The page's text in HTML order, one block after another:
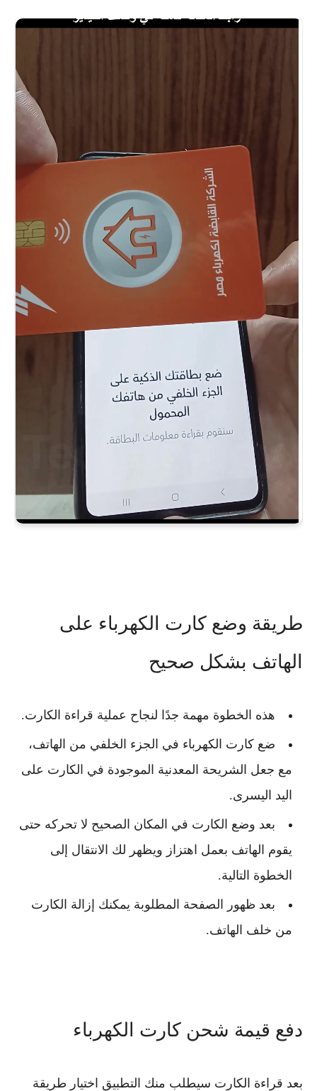
طريقة وضع كارت الكهرباء على
الهاتف بشكل صحيح
هذه الخطوة مهمة جدًا لنجاح عملية قراءة الكارت.
ضع كارت الكهرباء في الجزء الخلفي من الهاتف،
مع جعل الشريحة المعدنية الموجودة في الكارت على
اليد اليسرى.
بعد وضع الكارت في المكان الصحيح لا تحركه حتى
يقوم الهاتف بعمل اهتزاز ويظهر لك الانتقال إلى
الخطوة التالية.
بعد ظهور الصفحة المطلوبة يمكنك إزالة الكارت
من خلف الهاتف.
دفع قيمة شحن كارت الكهرباء
بعد قراءة الكارت سيطلب منك التطبيق اختيار طريقة